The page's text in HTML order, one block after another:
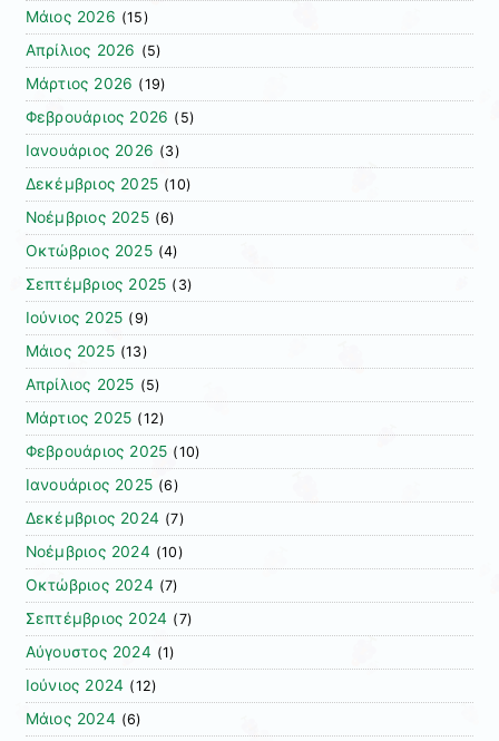
Μάιος 2026 (15)
Απρίλιος 2026 (5)
Μάρτιος 2026 (19)
Φεβρουάριος 2026 (5)
Ιανουάριος 2026 (3)
Δεκέμβριος 2025 (10)
Νοέμβριος 2025(6)
Οκτώβριος 2025(4)
Σεπτέμβριος 2025 (3)
Ιούνιος 2025 (9)
Μάιος 2025(13)
Απρίλιος 2025 (5)
Μάρτιος 2025 (12)
Φεβρουάριος 2025 (10)
Ιανουάριος 2025 (6)
Δεκέμβριος 2024 (7)
Νοέμβριος 2024 (10)
Οκτώβριος 2024 (7)
Σεπτέμβριος 2024 (7)
Αύγουστος 2024 (1)
Ιούνιος 2024 (12)
Μάιος 2024 (6)